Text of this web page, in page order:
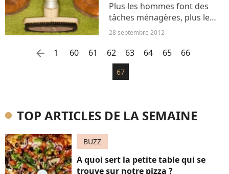
Plus les hommes font des
tâches ménagères, plus le
risque de divorce est grand.
Vraiment ? Telle serait la
conclusion d'une étude
norvégienne sur l'égalité à la
maison, que les médias...
28 septembre 2012
arrow_left 1 60 61 62 63 64 65 66
67
TOP ARTICLES DE LA SEMAINE
BUZZ
A quoi sert la petite table qui se
trouve sur notre pizza ?